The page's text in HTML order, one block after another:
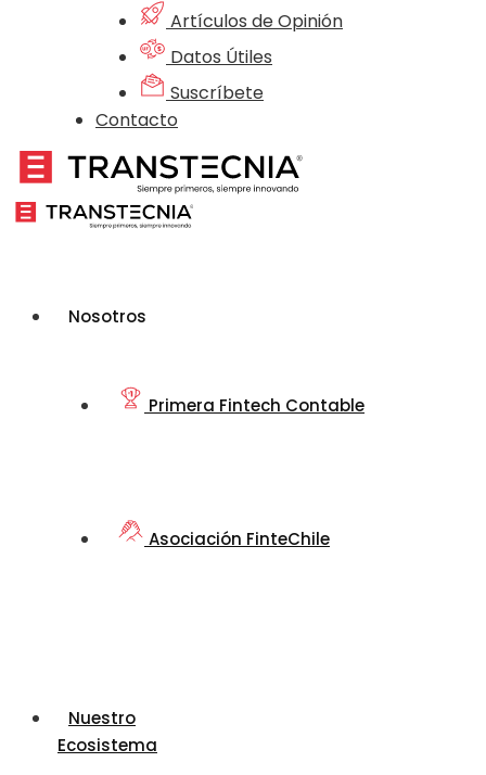
Artículos de Opinión
Datos Útiles
Suscríbete
Contacto
Nosotros
Primera Fintech Contable
Asociación FinteChile
Nuestro
Ecosistema